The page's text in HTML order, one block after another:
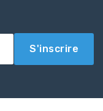
S'inscrire